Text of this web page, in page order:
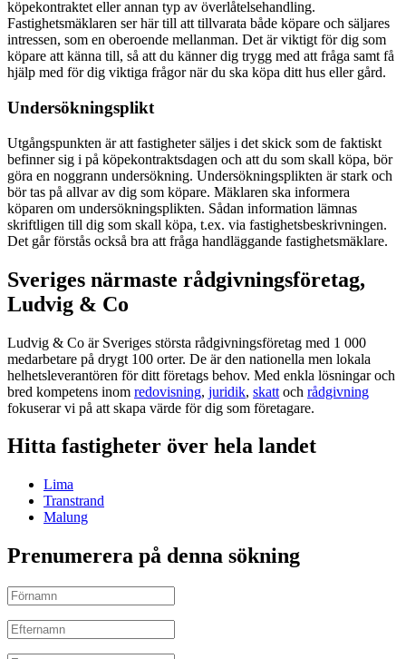
köpekontraktet eller annan typ av överlåtelsehandling.
Fastighetsmäklaren ser här till att tillvarata både köpare och säljares
intressen, som en oberoende mellanman. Det är viktigt för dig som
köpare att känna till, så att du känner dig trygg med att fråga samt få
hjälp med för dig viktiga frågor när du ska köpa ditt hus eller gård.
Undersökningsplikt
Utgångspunkten är att fastigheter säljes i det skick som de faktiskt
befinner sig i på köpekontraktsdagen och att du som skall köpa, bör
göra en noggrann undersökning. Undersökningsplikten är stark och
bör tas på allvar av dig som köpare. Mäklaren ska informera
köparen om undersökningsplikten. Sådan information lämnas
skriftligen till dig som skall köpa, t.ex. via fastighetsbeskrivningen.
Det går förstås också bra att fråga handläggande fastighetsmäklare.
Sveriges närmaste rådgivningsföretag,
Ludvig & Co
Ludvig & Co är Sveriges största rådgivningsföretag med 1 000
medarbetare på drygt 100 orter. De är den nationella men lokala
helhetsleverantören för ditt företags behov. Med enkla lösningar och
bred kompetens inom redovisning, juridik, skatt och rådgivning
fokuserar vi på att skapa värde för dig som företagare.
Hitta fastigheter över hela landet
Lima
Transtrand
Malung
Prenumerera på denna sökning